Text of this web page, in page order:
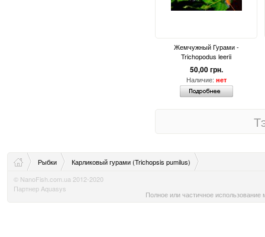
Жемчужный Гурами -
Trichopodus leerii
50,00 грн.
Наличие: нет
Рыбки
Карликовый гурами (Trichopsis pumilus)
© NanoFish.com.ua 2012-2020
Партнер Aquasys
Полное или частичное